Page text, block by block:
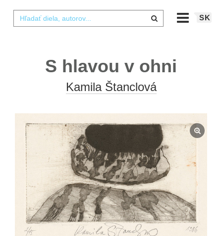
SK
S hlavou v ohni
Kamila Štanclová